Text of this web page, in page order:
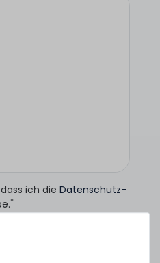
ich die Daten­schutz­
*